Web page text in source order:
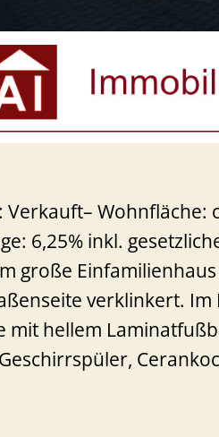
Wohnfläche:
6,25% inkl.
große
verklinkert. Im
mit hellem